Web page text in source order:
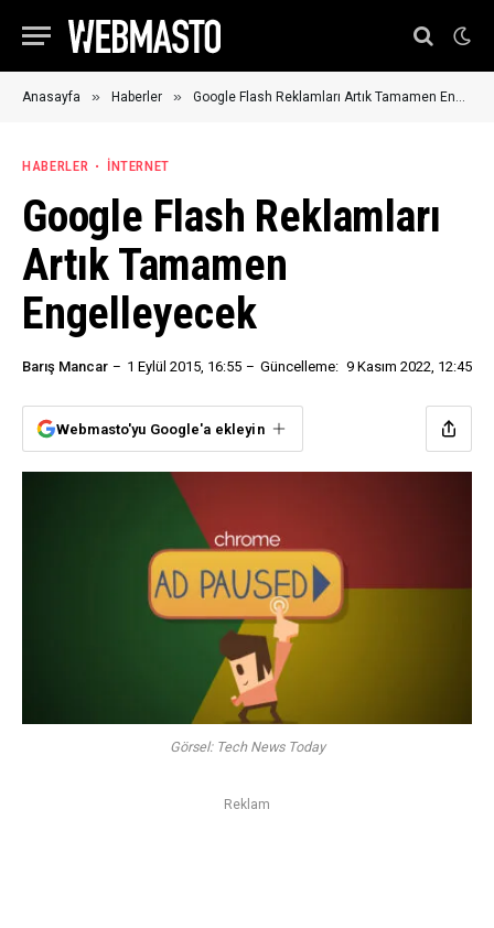
Anasayfa » Haberler » Google Flash Reklamları Artık Tamamen Engelleyecek
HABERLER İNTERNET
Google Flash Reklamları
Artık Tamamen
Engelleyecek
Barış Mancar 1 Eylül 2015, 16:55 Güncelleme: 9 Kasım 2022, 12:45
Webmasto'yu Google'a ekleyin
Görsel: Tech News Today
Reklam